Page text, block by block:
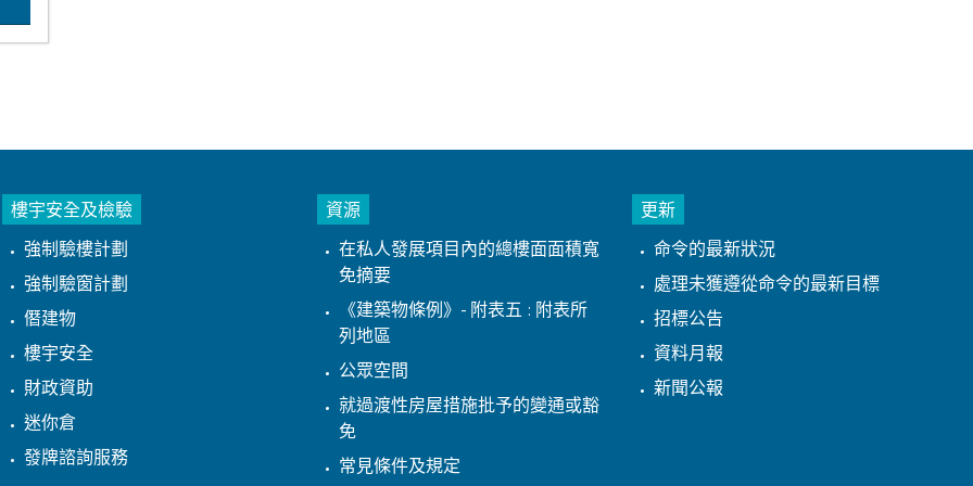
樓宇安全及檢驗
強制驗樓計劃
強制驗窗計劃
僭建物
樓宇安全
財政資助
迷你倉
發牌諮詢服務
資源
在私人發展項目內的總樓面面積寬
免摘要
《建築物條例》- 附表五 : 附表所
列地區
公眾空間
就過渡性房屋措施批予的變通或豁
免
常見條件及規定
更新
命令的最新狀況
處理未獲遵從命令的最新目標
招標公告
資料月報
新聞公報